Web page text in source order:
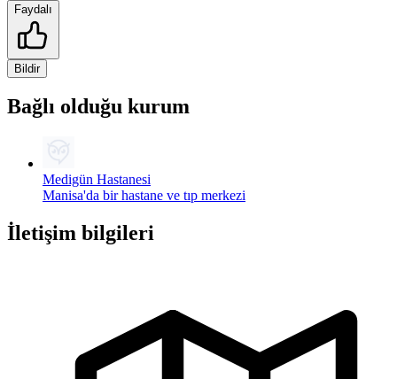
Faydalı
Bildir
Bağlı olduğu kurum
Medigün Hastanesi
Manisa'da bir hastane ve tıp merkezi
İletişim bilgileri